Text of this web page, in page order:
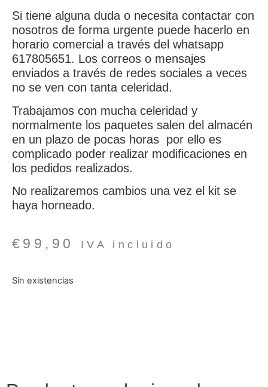
Si tiene alguna duda o necesita contactar con
nosotros de forma urgente puede hacerlo en
horario comercial a través del whatsapp
617805651. Los correos o mensajes
enviados a través de redes sociales a veces
no se ven con tanta celeridad.
Trabajamos con mucha celeridad y
normalmente los paquetes salen del almacén
en un plazo de pocas horas por ello es
complicado poder realizar modificaciones en
los pedidos realizados.
No realizaremos cambios una vez el kit se
haya horneado.
€ 99,90 IVA incluido
Sin existencias